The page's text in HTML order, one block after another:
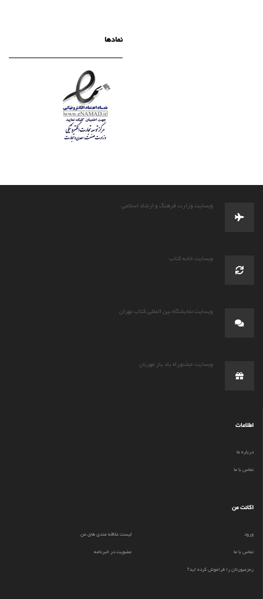
نمادها
وبسایت وزارت فرهنگ و ارشاد اسلامی
وبسایت خانه کتاب
وبسایت نمایشگاه بین المللی کتاب تهران
وبسایت جشنوراه یاد یار مهربان
اطلاعات
درباره ما
تماس با ما
اکانت من
ورود
لیست علاقه مندی های من
تماس با ما
عضویت در خبرنامه
رمزعبورتان را فراموش کرده اید؟